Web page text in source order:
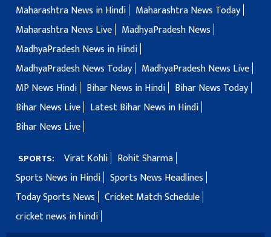
Maharashtra News in Hindi
Maharashtra News Today
Maharashtra News Live
MadhyaPradesh News
MadhyaPradesh News in Hindi
MadhyaPradesh News Today
MadhyaPradesh News Live
MP News Hindi
Bihar News in Hindi
Bihar News Today
Bihar News Live
Latest Bihar News in Hindi
Bihar News Live
SPORTS: Virat Kohli
Rohit Sharma
Sports News in Hindi Sports News Headlines
Today Sports News
Cricket Match Schedule
cricket news in hindi